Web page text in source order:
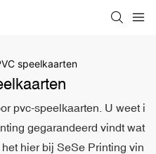
speelkaarten
pvc-speelkaarten. U weet i
gegarandeerd vindt wat
hier bij SeSe Printing vin